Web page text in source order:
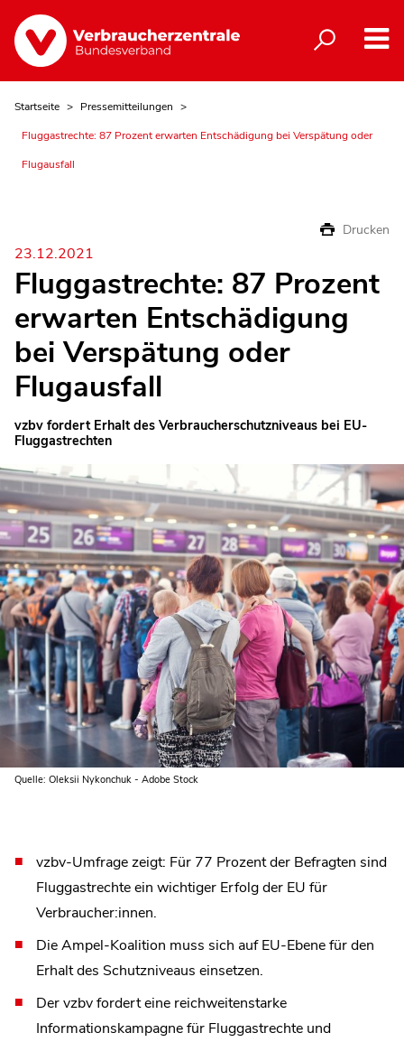
Startseite
Pressemitteilungen
Fluggastrechte: 87 Prozent erwarten Entschädigung bei Verspätung oder
Flugausfall
Drucken
23.12.2021
Fluggastrechte: 87 Prozent
erwarten Entschädigung
bei Verspätung oder
Flugausfall
vzbv fordert Erhalt des Verbraucherschutzniveaus bei EU-
Fluggastrechten
Quelle: Oleksii Nykonchuk - Adobe Stock
vzbv-Umfrage zeigt: Für 77 Prozent der Befragten sind
Fluggastrechte ein wichtiger Erfolg der EU für
Verbraucher:innen.
Die Ampel-Koalition muss sich auf EU-Ebene für den
Erhalt des Schutzniveaus einsetzen.
Der vzbv fordert eine reichweitenstarke
Informationskampagne für Fluggastrechte und